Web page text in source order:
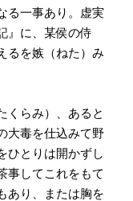
る一事あり。虚実
』に、某侯の侍
るを嫉（ねた）み
くらみ）、あると
大毒を仕込みて野
ひとりは開かずし
事してこれをもて
あり、または胸を